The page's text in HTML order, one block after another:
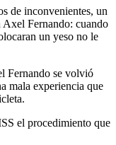
de inconvenientes, un
Fernando: cuando
un yeso no le
Fernando se volvió
mala experiencia que
el procedimiento que